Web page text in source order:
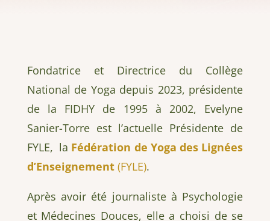
Fondatrice et Directrice du Collège
National de Yoga depuis 2023, présidente
de la FIDHY de 1995 à 2002, Evelyne
Sanier-Torre est l’actuelle Présidente de
FYLE, la Fédération de Yoga des Lignées
d’Enseignement (FYLE).
Après avoir été journaliste à Psychologie
et Médecines Douces, elle a choisi de se